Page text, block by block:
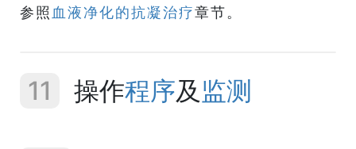
参照 血液净化的抗凝治疗章节。
11 操作程序及 监测